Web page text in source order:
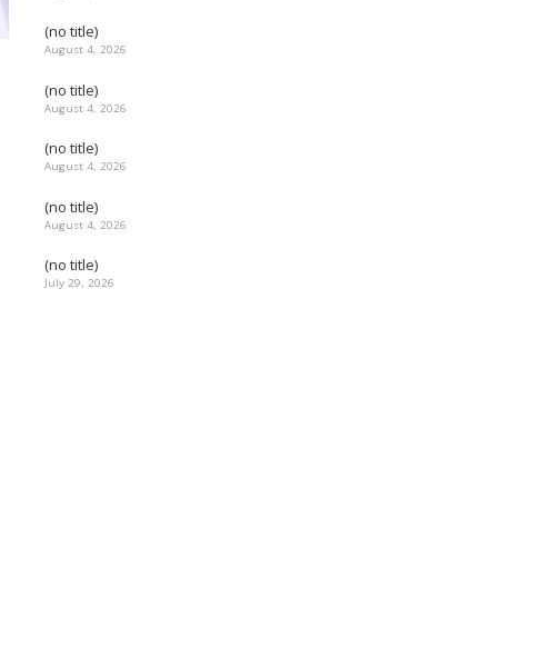
(no title)
August 4, 2026
(no title)
August 4, 2026
(no title)
August 4, 2026
(no title)
August 4, 2026
(no title)
July 29, 2026